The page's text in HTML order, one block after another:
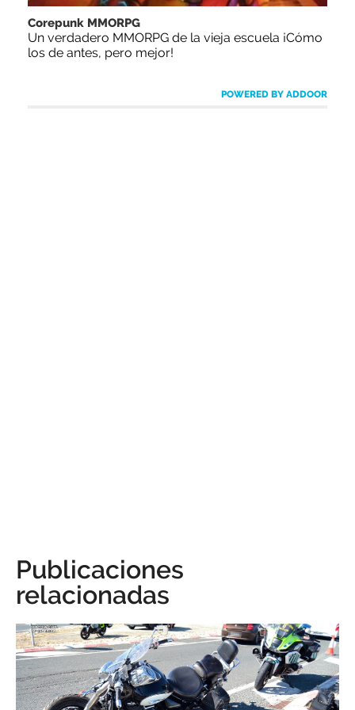
Corepunk MMORPG
Un verdadero MMORPG de la vieja escuela ¡Cómo
los de antes, pero mejor!
POWERED BY ADDOOR
Publicaciones
relacionadas